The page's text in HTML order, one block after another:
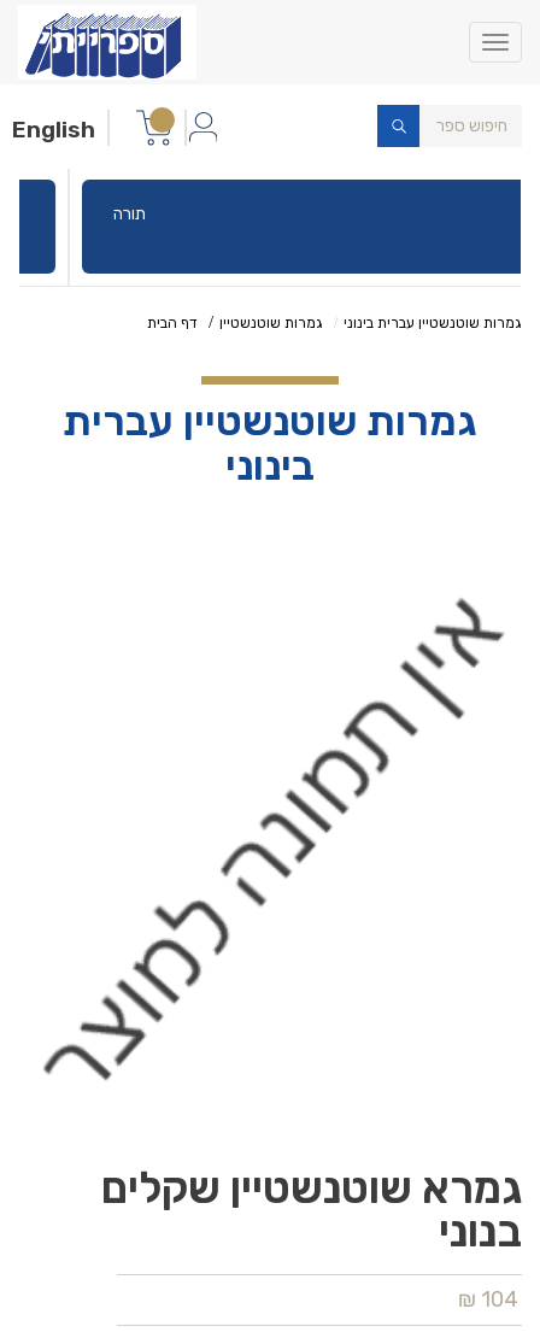
Toggle
navigation
English
דף הבית גמרות שוטנשטיין גמרות שוטנשטיין עברית בינוני
גמרות שוטנשטיין עברית
בינוני
גמרא שוטנשטיין שקלים
בנוני
104 ₪